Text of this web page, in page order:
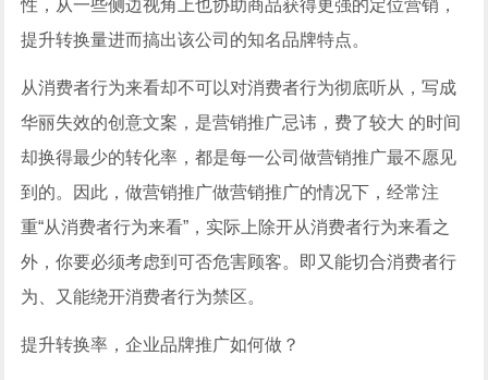
性，从一些侧边视角上也协助商品获得更强的定位营销，
提升转换量进而搞出该公司的知名品牌特点。
从消费者行为来看却不可以对消费者行为彻底听从，写成
华丽失效的创意文案，是营销推广忌讳，费了较大 的时间
却换得最少的转化率，都是每一公司做营销推广最不愿见
到的。因此，做营销推广做营销推广的情况下，经常注
重“从消费者行为来看”，实际上除开从消费者行为来看之
外，你要必须考虑到可否危害顾客。即又能切合消费者行
为、又能绕开消费者行为禁区。
提升转换率，企业品牌推广如何做？